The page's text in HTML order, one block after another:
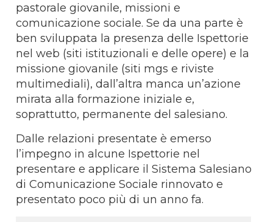
pastorale giovanile, missioni e
comunicazione sociale. Se da una parte è
ben sviluppata la presenza delle Ispettorie
nel web (siti istituzionali e delle opere) e la
missione giovanile (siti mgs e riviste
multimediali), dall’altra manca un’azione
mirata alla formazione iniziale e,
soprattutto, permanente del salesiano.
Dalle relazioni presentate è emerso
l’impegno in alcune Ispettorie nel
presentare e applicare il Sistema Salesiano
di Comunicazione Sociale rinnovato e
presentato poco più di un anno fa.